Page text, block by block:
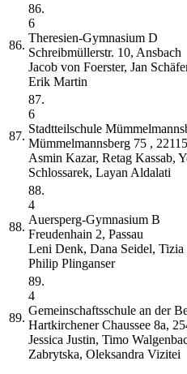
86.
86.
6
Theresien-Gymnasium D
Schreibmüllerstr. 10, Ansbach
Jacob von Foerster, Jan
Erik Martin
87.
87.
6
Stadtteilschule
Mümmelmannsberg 75 ,
Asmin Kazar, Retag Kassab,
Schlossarek, Layan Aldalati
88.
88.
4
Auersperg-Gymnasium B
Freudenhain 2, Passau
Leni Denk, Dana Seidel, Tizia
Philip Plinganser
89.
89.
4
Gemeinschaftsschule an der
Hartkirchener Chaussee 8a,
Jessica Justin, Timo
Zabrytska, Oleksandra Vizitei